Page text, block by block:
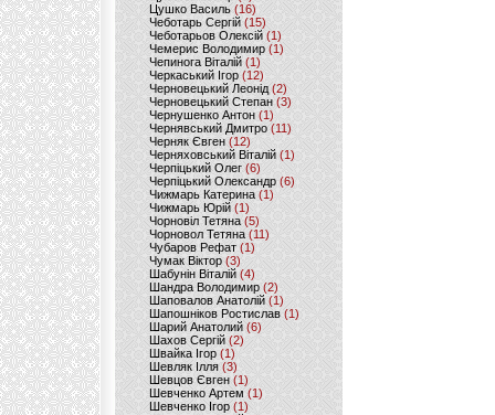
Цушко Василь (16)
Чеботарь Сергій (15)
Чеботарьов Олексій (1)
Чемерис Володимир (1)
Чепинога Віталій (1)
Черкаський Ігор (12)
Черновецький Леонід(2)
Черновецький Степан (3)
Чернушенко Антон (1)
Чернявський Дмитро(11)
Черняк Євген(12)
Черняховський Віталій (1)
Черпіцький Олег (6)
Черпіцький Олександр (6)
Чижмарь Катерина (1)
Чижмарь Юрій (1)
Чорновіл Тетяна (5)
Чорновол Тетяна (11)
Чубаров Рефат (1)
Чумак Віктор(3)
Шабунін Віталій (4)
Шандра Володимир (2)
Шаповалов Анатолій(1)
Шапошніков Ростислав(1)
Шарий Анатолий(6)
Шахов Сергій(2)
Швайка Ігор (1)
Шевляк Ілля (3)
Шевцов Євген (1)
Шевченко Артем(1)
Шевченко Ігор(1)